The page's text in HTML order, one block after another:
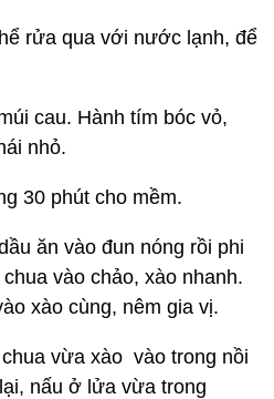
rửa qua với nước lạnh, để
cau. Hành tím bóc vỏ,
nhỏ.
30 phút cho mềm.
ăn vào đun nóng rồi phi
vào chảo, xào nhanh.
xào cùng, nêm gia vị.
vừa xào vào trong nồi
nấu ở lửa vừa trong